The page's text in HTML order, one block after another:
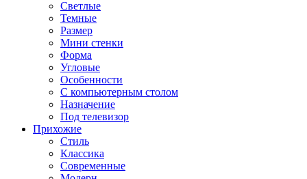
Светлые
Темные
Размер
Мини стенки
Форма
Угловые
Особенности
С компьютерным столом
Назначение
Под телевизор
Прихожие
Стиль
Классика
Современные